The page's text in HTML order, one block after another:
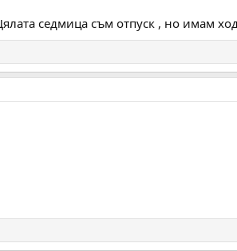
седмица съм отпуск , но имам